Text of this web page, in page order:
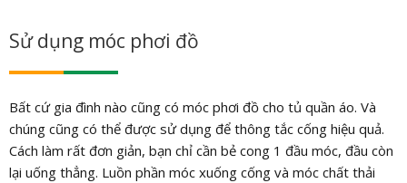
Sử dụng móc phơi đồ
Bất cứ gia đình nào cũng có móc phơi đồ cho tủ quần áo. Và
chúng cũng có thể được sử dụng để thông tắc cống hiệu quả.
Cách làm rất đơn giản, bạn chỉ cần bẻ cong 1 đầu móc, đầu còn
lại uống thẳng. Luồn phần móc xuống cống và móc chất thải